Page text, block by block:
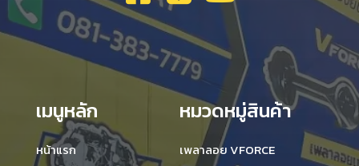
เมนูหลัก
หน้าแรก
หมวดหมู่สินค้า
เพลาลอย VFORCE